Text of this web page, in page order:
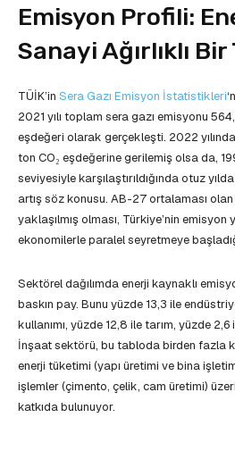
Emisyon Profili:
Sanayi Ağırlıklı
TÜİK’in Sera Gazı Emisyon İstatistikleri
2021 yılı toplam sera gazı emisyonu
eşdeğeri olarak gerçekleşti. 2022
ton CO₂ eşdeğerine gerilemiş olsa da,
seviyesiyle karşılaştırıldığında otuz
artış söz konusu. AB-27 ortalaması
yaklaşılmış olması, Türkiye’nin
ekonomilerle paralel seyretmeye
Sektörel dağılımda enerji kaynaklı
baskın pay. Bunu yüzde 13,3 ile
kullanımı, yüzde 12,8 ile tarım, yüzde
İnşaat sektörü, bu tabloda birden fazla
enerji tüketimi (yapı üretimi ve bina
işlemler (çimento, çelik, cam üretimi)
katkıda bulunuyor.